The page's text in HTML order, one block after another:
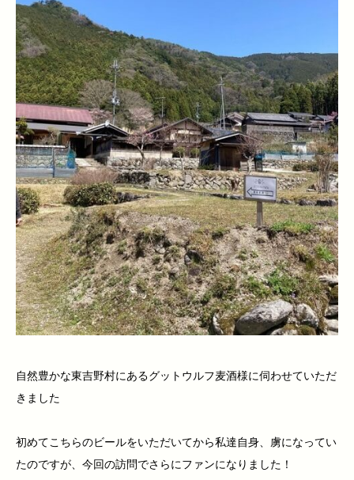
自然豊かな東吉野村にあるグットウルフ麦酒様に伺わせていただ
きました
初めてこちらのビールをいただいてから私達自身、虜になってい
たのですが、今回の訪問でさらにファンになりました！